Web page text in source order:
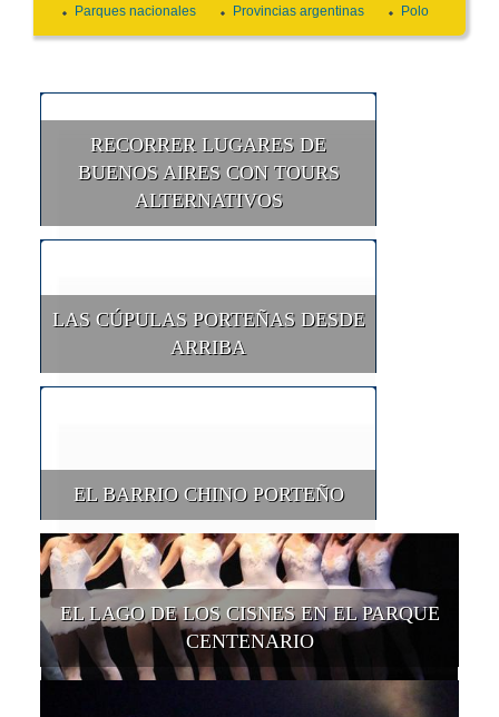
Parques nacionales
Provincias argentinas Polo
RECORRER LUGARES DE
BUENOS AIRES CON TOURS
ALTERNATIVOS
LAS CÚPULAS PORTEÑAS DESDE
ARRIBA
EL BARRIO CHINO PORTEÑO
EL LAGO DE LOS CISNES EN EL PARQUE
CENTENARIO